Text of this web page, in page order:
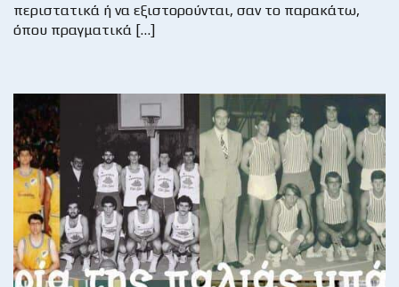
περιστατικά ή να εξιστορούνται, σαν το παρακάτω,
όπου πραγματικά […]